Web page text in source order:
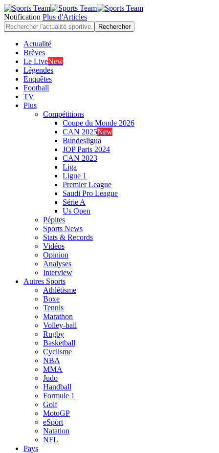
Notification Plus d'Articles
Actualité
Brèves
Le LiveNew
Légendes
Enquêtes
Football
TV
Plus
Compétitions
Coupe du Monde 2026
CAN 2025New
Bundesligua
JOP Paris 2024
CAN 2023
Liga
Ligue 1
Premier League
Saudi Pro League
Série A
Us Open
Pépites
Sports News
Stats & Records
Vidéos
Opinion
Analyses
Interview
Autres Sports
Athlétisme
Boxe
Tennis
Marathon
Volley-ball
Rugby
Basketball
Cyclisme
NBA
MMA
Judo
Handball
Formule 1
Golf
MotoGP
eSport
Natation
NFL
Pays